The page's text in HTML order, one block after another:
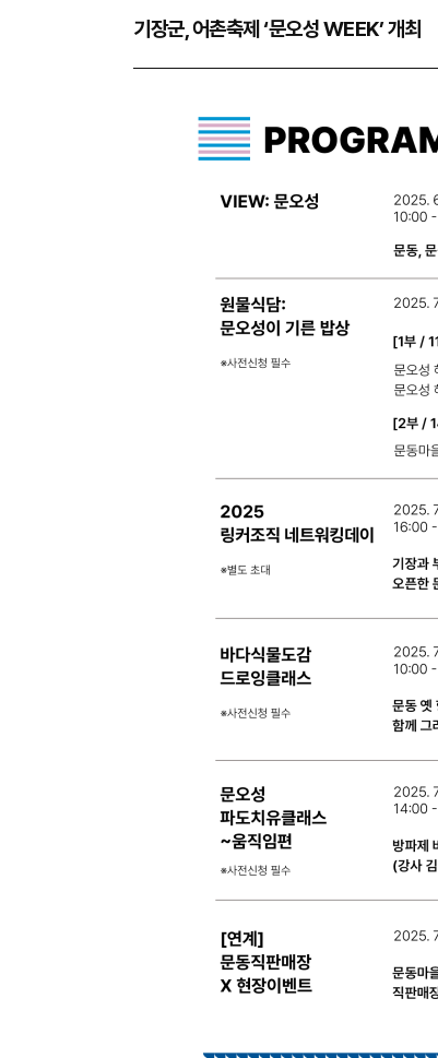
기장군, 어촌축제 ‘문오성 WEEK’ 개최